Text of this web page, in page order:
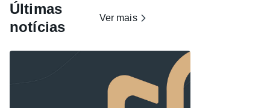
Últimas
notícias
Ver mais